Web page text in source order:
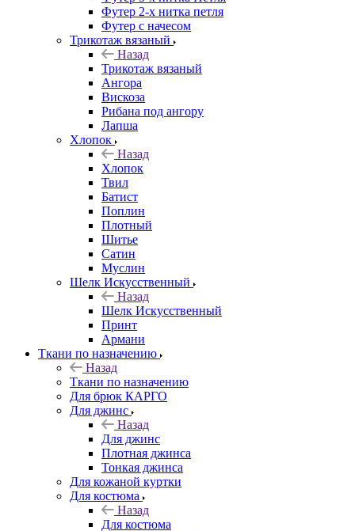
Футер 2-х нитка петля
Футер с начесом
Трикотаж вязаный
Назад
Трикотаж вязаный
Ангора
Вискоза
Рибана под ангору
Лапша
Хлопок
Назад
Хлопок
Твил
Батист
Поплин
Плотный
Шитье
Сатин
Муслин
Шелк Искусственный
Назад
Шелк Искусственный
Принт
Армани
Ткани по назначению
Назад
Ткани по назначению
Для брюк КАРГО
Для джинс
Назад
Для джинс
Плотная джинса
Тонкая джинса
Для кожаной куртки
Для костюма
Назад
Для костюма